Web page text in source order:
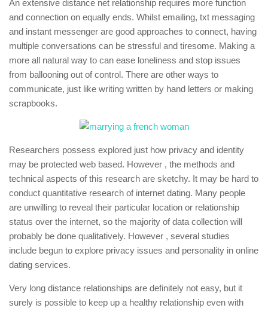
An extensive distance net relationship requires more function
and connection on equally ends. Whilst emailing, txt messaging
and instant messenger are good approaches to connect, having
multiple conversations can be stressful and tiresome. Making a
more all natural way to can ease loneliness and stop issues
from ballooning out of control. There are other ways to
communicate, just like writing written by hand letters or making
scrapbooks.
Researchers possess explored just how privacy and identity
may be protected web based. However , the methods and
technical aspects of this research are sketchy. It may be hard to
conduct quantitative research of internet dating. Many people
are unwilling to reveal their particular location or relationship
status over the internet, so the majority of data collection will
probably be done qualitatively. However , several studies
include begun to explore privacy issues and personality in online
dating services.
Very long distance relationships are definitely not easy, but it
surely is possible to keep up a healthy relationship even with